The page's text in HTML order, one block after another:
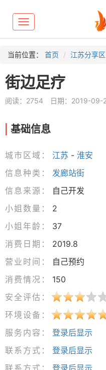
Toggle
navigation
当前位置： 首页 江苏分享区
街边足疗
阅读：2754 日期：2019-09-
基础信息
城市区域： 江苏 - 淮安
信息种类：
发廊站街
信息来源：
自己开发
小姐数量：
2
小姐年龄：
37
消费日期：
2019.8
营业时间：
自己预约
消费情况：
150
安全评估：
环境设备：
服务内容：
登录后显示
联系方式：
登录后显示
联系方式：
登录后显示